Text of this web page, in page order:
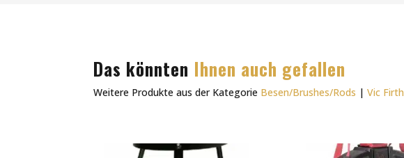
Das könnten Ihnen auch gefallen
Weitere Produkte aus der Kategorie Besen/Brushes/Rods |Vic Firth